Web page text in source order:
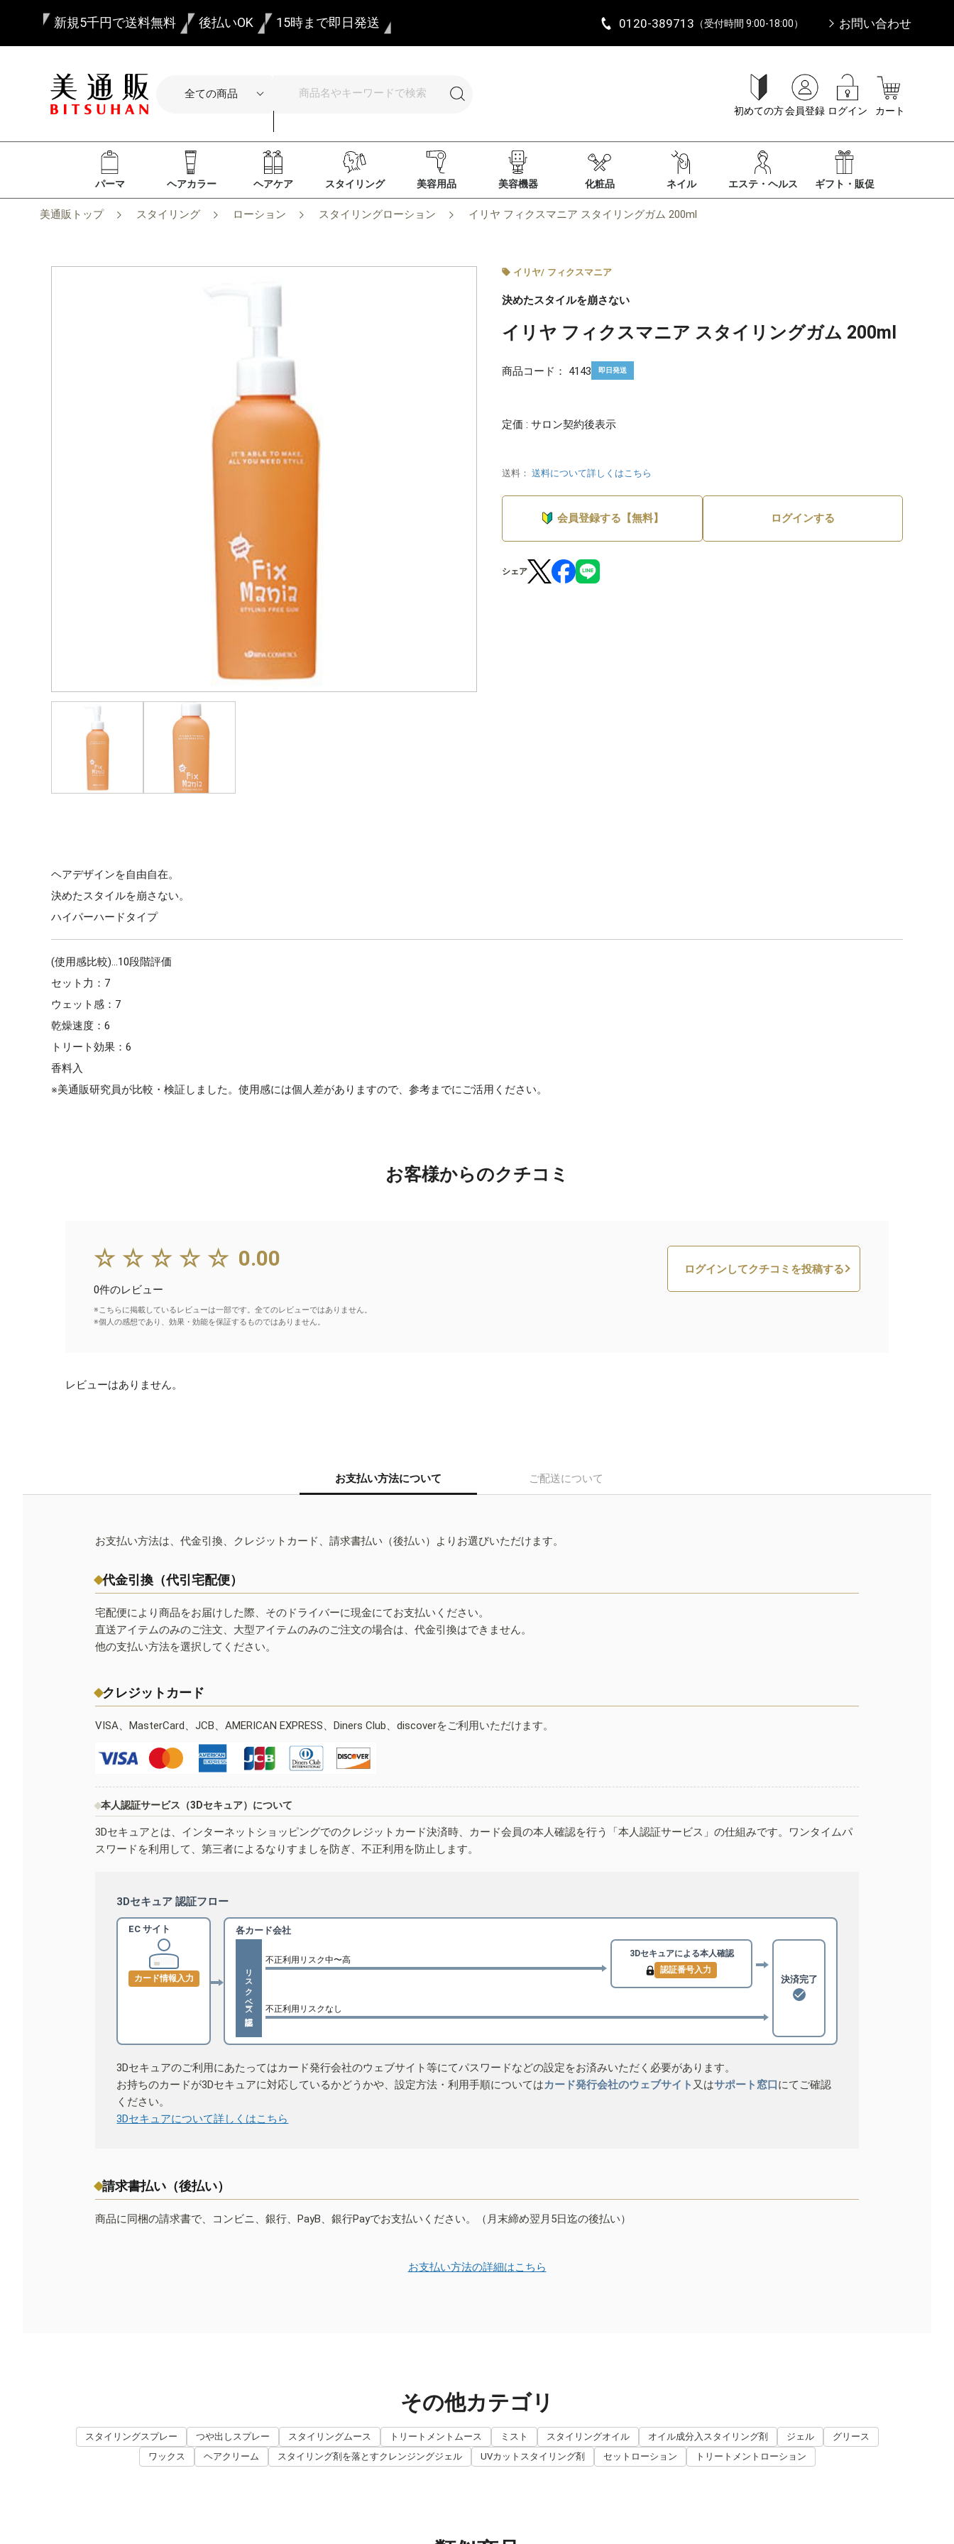
新規5千円で送料無料 後払いOK 15時まで即日発送 0120-389713 （受付時間 9:00-18:00） お問い合わせ
初めての方会員登録 ログイン カート
パーマ ヘアカラー ヘアケア スタイリング 美容用品 美容機器 化粧品 ネイル エステ・ヘルス ギフト・販促
美通販トップ スタイリング ローション スタイリングローション イリヤ フィクスマニア スタイリングガム 200ml
イリヤ/ フィクスマニア
決めたスタイルを崩さない
イリヤ フィクスマニア スタイリングガム 200ml
商品コード： 4143 即日発送
定価 : サロン契約後表示
送料： 送料について詳しくはこちら
会員登録する【無料】 ログインする
シェア
ヘアデザインを自由自在。
決めたスタイルを崩さない。
ハイパーハードタイプ
(使用感比較)…10段階評価
セット力：7
ウェット感：7
乾燥速度：6
トリート効果：6
香料入
※美通販研究員が比較・検証しました。使用感には個人差がありますので、参考までにご活用ください。
お客様からのクチコミ
☆☆☆☆☆ 0.00
0件のレビュー
※こちらに掲載しているレビューは一部です。全てのレビューではありません。
※個人の感想であり、効果・効能を保証するものではありません。
ログインしてクチコミを投稿する
レビューはありません。
お支払い方法について ご配送について
お支払い方法は、代金引換、クレジットカード、請求書払い（後払い）よりお選びいただけます。
代金引換（代引宅配便）
宅配便により商品をお届けした際、そのドライバーに現金にてお支払いください。
直送アイテムのみのご注文、大型アイテムのみのご注文の場合は、代金引換はできません。
他の支払い方法を選択してください。
クレジットカード
VISA、MasterCard、JCB、AMERICAN EXPRESS、Diners Club、discoverをご利用いただけます。
本人認証サービス（3Dセキュア）について
3Dセキュアとは、インターネットショッピングでのクレジットカード決済時、カード会員の本人確認を行う「本人認証サービス」の仕組みです。ワンタイムパ
スワードを利用して、第三者によるなりすましを防ぎ、不正利用を防止します。
3Dセキュア 認証フロー
EC サイト
カード情報入力
各カード会社
リスクベース認証
不正利用リスク中〜高
3Dセキュアによる本人確認
認証番号入力
不正利用リスクなし
決済完了
3Dセキュアのご利用にあたってはカード発行会社のウェブサイト等にてパスワードなどの設定をお済みいただく必要があります。
お持ちのカードが3Dセキュアに対応しているかどうかや、設定方法・利用手順についてはカード発行会社のウェブサイト 又はサポート窓口にてご確認
ください。
3Dセキュアについて詳しくはこちら
請求書払い（後払い）
商品に同梱の請求書で、コンビニ、銀行、PayB、銀行Payでお支払いください。（月末締め翌月5日迄の後払い）
お支払い方法の詳細はこちら
その他カテゴリ
スタイリングスプレー つや出しスプレー スタイリングムース トリートメントムース ミスト スタイリングオイル オイル成分入スタイリング剤 ジェル
グリース
ワックス
ヘアクリーム スタイリング剤を落とすクレンジングジェル UVカットスタイリング剤 セットローション トリートメントローション